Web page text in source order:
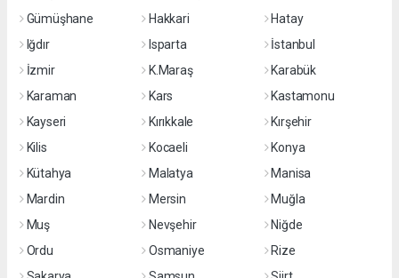
Gümüşhane
Hakkari
Hatay
Iğdır
Isparta
İstanbul
İzmir
K.Maraş
Karabük
Karaman
Kars
Kastamonu
Kayseri
Kırıkkale
Kırşehir
Kilis
Kocaeli
Konya
Kütahya
Malatya
Manisa
Mardin
Mersin
Muğla
Muş
Nevşehir
Niğde
Ordu
Osmaniye
Rize